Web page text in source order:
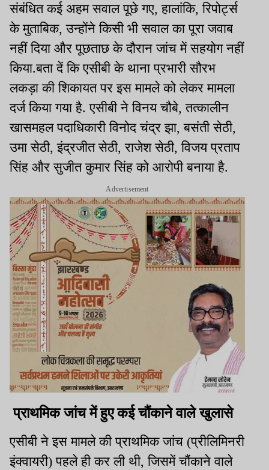
संबंधित कई अहम सवाल पूछे गए, हालांकि, रिपोर्ट्स
के मुताबिक, उन्होंने किसी भी सवाल का पूरा जवाब
नहीं दिया और पूछताछ के दौरान जांच में सहयोग नहीं
किया.बता दें कि एसीबी के थाना प्रभारी सौरभ
लकड़ा की शिकायत पर इस मामले को लेकर मामला
दर्ज किया गया है. एसीबी ने विनय चौबे, तत्कालीन
खासमहल पदाधिकारी विनोद चंद्र झा, बसंती सेठी,
उमा सेठी, इंद्रजीत सेठी, राजेश सेठी, विजय प्रताप
सिंह और सुजीत कुमार सिंह को आरोपी बनाया है.
Advertisement
प्राथमिक जांच में हुए कई चौंकाने वाले खुलासे
एसीबी ने इस मामले की प्राथमिक जांच (प्रीलिमिनरी
इंक्वायरी) पहले ही कर ली थी, जिसमें चौंकाने वाले